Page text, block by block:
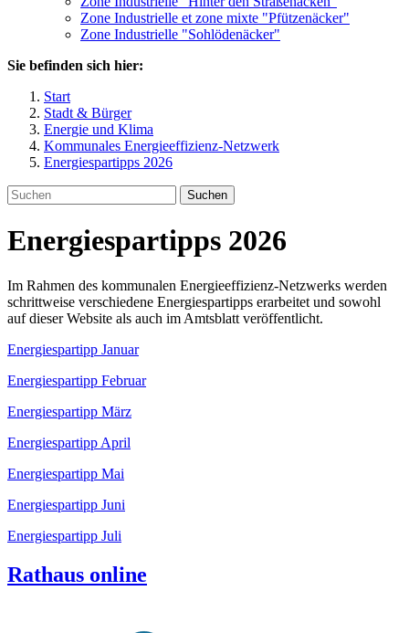
Zone Industrielle et zone mixte "Pfützenäcker"
Zone Industrielle "Sohlödenäcker"
Sie befinden sich hier:
Start
Stadt & Bürger
Energie und Klima
Kommunales Energieeffizienz-Netzwerk
Energiespartipps 2026
Suchen
Energiespartipps 2026
Im Rahmen des kommunalen Energieeffizienz-Netzwerks werden
schrittweise verschiedene Energiespartipps erarbeitet und sowohl
auf dieser Website als auch im Amtsblatt veröffentlicht.
Energiespartipp Januar
Energiespartipp Februar
Energiespartipp März
Energiespartipp April
Energiespartipp Mai
Energiespartipp Juni
Energiespartipp Juli
Rathaus online